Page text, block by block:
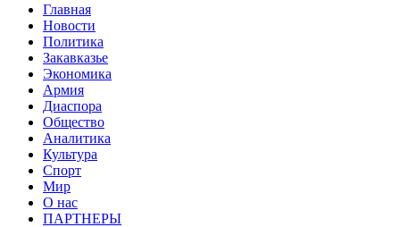
Главная
Новости
Политика
Закавказье
Экономика
Армия
Диаспора
Общество
Аналитика
Культура
Спорт
Мир
О нас
ПАРТНЕРЫ